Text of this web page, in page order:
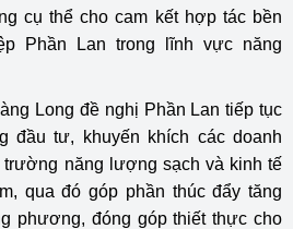
cụ thể cho cam kết hợp tác bền
Phần Lan trong lĩnh vực năng
Long đề nghị Phần Lan tiếp tục
đầu tư, khuyến khích các doanh
trường năng lượng sạch và kinh tế
qua đó góp phần thúc đẩy tăng
phương, đóng góp thiết thực cho